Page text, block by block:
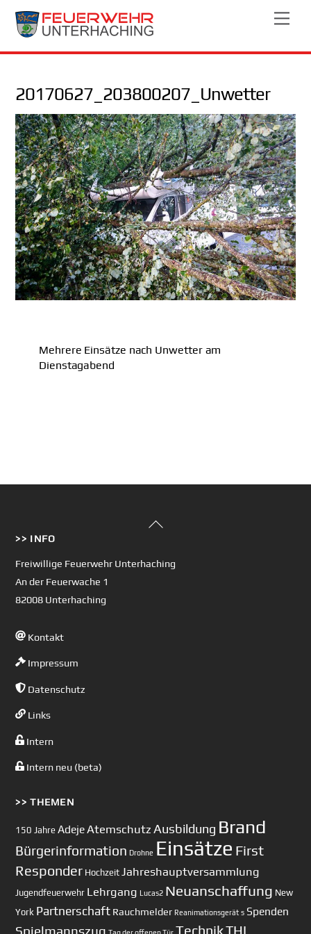
Skip
20170627_203800207_Unwetter
Mehrere Einsätze nach Unwetter am
Dienstagabend
Back
>> INFO
Freiwillige Feuerwehr Unterhaching
An der Feuerwache 1
82008 Unterhaching
Kontakt
Impressum
Datenschutz
Links
Intern
Intern neu (beta)
>> THEMEN
150 Jahre AdejeAtemschutz Ausbildung Brand
Bürgerinformation Drohne Einsätze First
Responder Hochzeit Jahreshauptversammlung
Jugendfeuerwehr Lehrgang Lucas2 Neuanschaffung New
York Partnerschaft Rauchmelder Reanimationsgerät s Spenden
Spielmannszug TechnikTHL